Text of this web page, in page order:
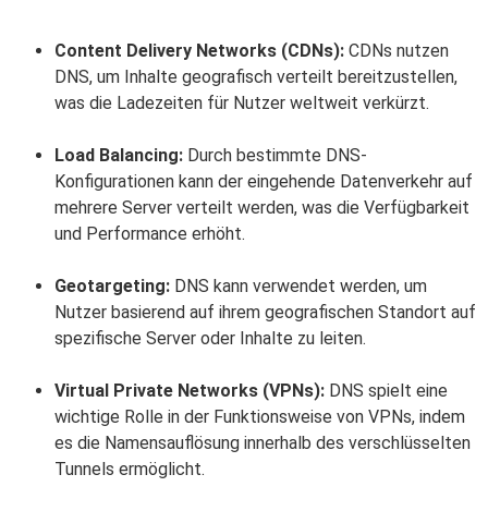
Content Delivery Networks (CDNs): CDNs nutzen
DNS, um Inhalte geografisch verteilt bereitzustellen,
was die Ladezeiten für Nutzer weltweit verkürzt.
Load Balancing: Durch bestimmte DNS-
Konfigurationen kann der eingehende Datenverkehr auf
mehrere Server verteilt werden, was die Verfügbarkeit
und Performance erhöht.
Geotargeting: DNS kann verwendet werden, um
Nutzer basierend auf ihrem geografischen Standort auf
spezifische Server oder Inhalte zu leiten.
Virtual Private Networks (VPNs): DNS spielt eine
wichtige Rolle in der Funktionsweise von VPNs, indem
es die Namensauflösung innerhalb des verschlüsselten
Tunnels ermöglicht.